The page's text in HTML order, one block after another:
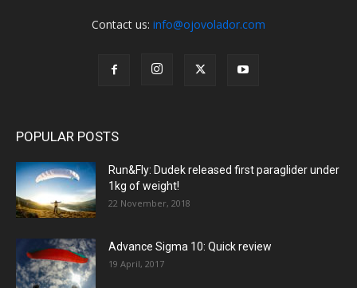
Contact us: info@ojovolador.com
POPULAR POSTS
Run&Fly: Dudek released first paraglider under
1kg of weight!
22 November, 2018
Advance Sigma 10: Quick review
19 April, 2017